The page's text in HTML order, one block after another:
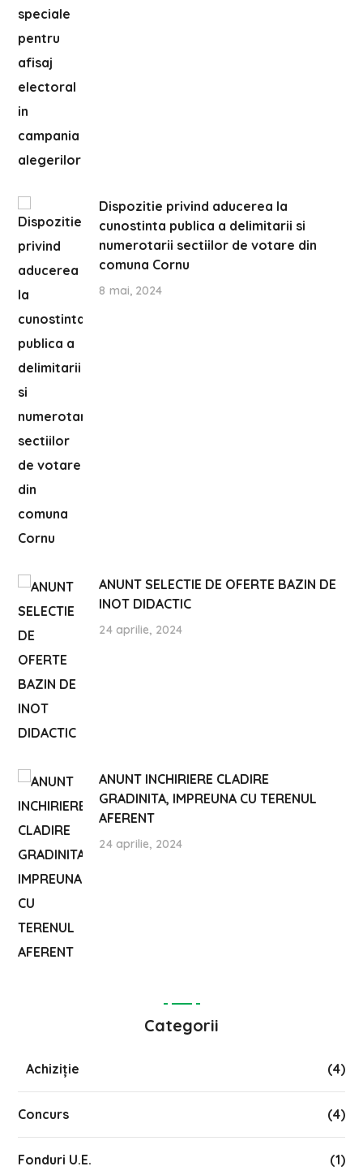
Dispozitie privind aducerea la
cunostinta publica a delimitarii si
numerotarii sectiilor de votare din
comuna Cornu
8 mai, 2024
ANUNT SELECTIE DE OFERTE BAZIN DE
INOT DIDACTIC
24 aprilie, 2024
ANUNT INCHIRIERE CLADIRE
GRADINITA, IMPREUNA CU TERENUL
AFERENT
24 aprilie, 2024
Categorii
Achiziție (4)
Concurs (4)
Fonduri U.E. (1)